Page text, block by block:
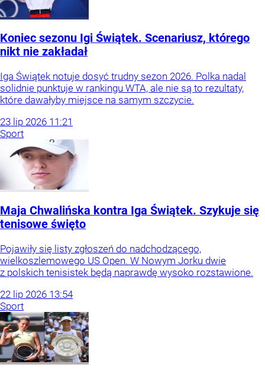
Koniec sezonu Igi Świątek. Scenariusz, którego
nikt nie zakładał
Iga Świątek notuje dosyć trudny sezon 2026. Polka nadal
solidnie punktuje w rankingu WTA, ale nie są to rezultaty,
które dawałyby miejsce na samym szczycie.
23 lip 2026 11:21
Sport
Maja Chwalińska kontra Iga Świątek. Szykuje się
tenisowe święto
Pojawiły się listy zgłoszeń do nadchodzącego,
wielkoszlemowego US Open. W Nowym Jorku dwie
z polskich tenisistek będą naprawdę wysoko rozstawione.
22 lip 2026 13:54
Sport